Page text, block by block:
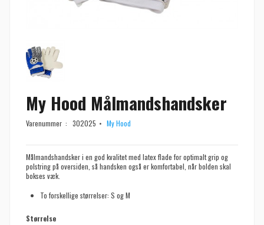
My Hood Målmandshandsker
Varenummer : 302025 My Hood
Målmandshandsker i en god kvalitet med latex flade for optimalt grip og
polstring på oversiden, så handsken også er komfortabel, når bolden skal
bokses væk.
To forskellige størrelser: S og M
Størrelse